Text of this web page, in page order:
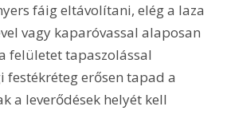
fáig eltávolítani, elég a laza
vagy kaparóvassal alaposan
felületet tapaszolással
festékréteg erősen tapad a
a leverődések helyét kell